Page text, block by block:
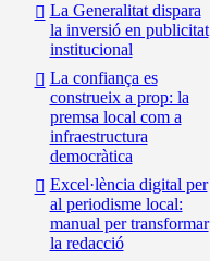
La Generalitat dispara
la inversió en publicitat
institucional
La confiança es
construeix a prop: la
premsa local com a
infraestructura
democràtica
Excel·lència digital per
al periodisme local:
manual per transformar
la redacció